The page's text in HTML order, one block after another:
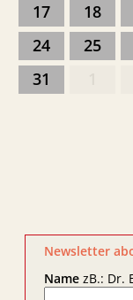
17
18
24
25
31
Newsletter
NamezB.: Dr.